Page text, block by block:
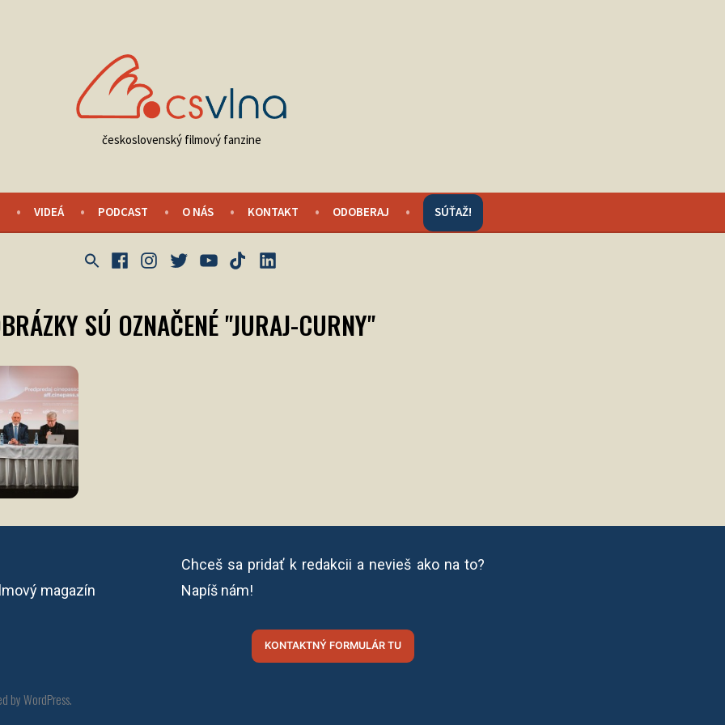
československý filmový fanzine
VIDEÁ PODCAST O NÁS KONTAKT ODOBERAJ SÚŤAŽ!
FacebookInstagramTwitterYoutube
Tik
LinkedIn
SÚ OZNAČENÉ "JURAJ-CURNY"
magazín
Chceš sa pridať k redakcii a nevieš ako na to?
Napíš nám!
KONTAKTNÝ FORMULÁR TU
by WordPress.